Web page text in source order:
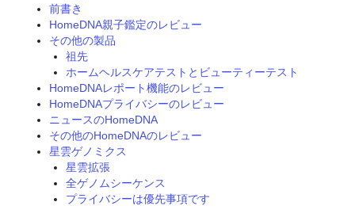
前書き
HomeDNA親子鑑定のレビュー
その他の製品
祖先
ホームヘルスケアテストとビューティーテスト
HomeDNAレポート機能のレビュー
HomeDNAプライバシーのレビュー
ニュースのHomeDNA
その他のHomeDNAのレビュー
星雲ゲノミクス
星雲拡張
全ゲノムシーケンス
プライバシーは優先事項です